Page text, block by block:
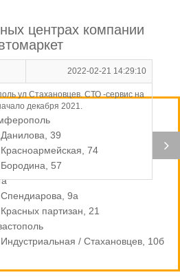
центрах компании
2022-02-21 14:29:10
ул Стахановцев. СТО -сервис на
декабря 2021.
центров компании
39
74
57
9а
партизан, 21
/ Стахановцев, 10б